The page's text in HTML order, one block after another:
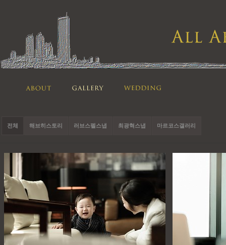
전체 해브히스토리 러브스펠스냅 최광혁스냅 마르코스갤러리